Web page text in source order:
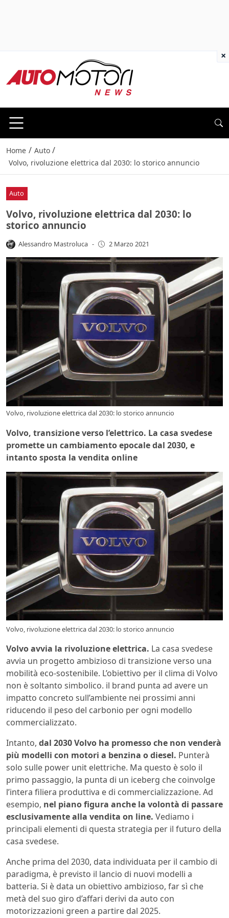
Home / Auto /
Volvo, rivoluzione elettrica dal 2030: lo storico annuncio
Auto
Volvo, rivoluzione elettrica dal 2030: lo
storico annuncio
Alessandro Mastroluca - 2 Marzo 2021
Volvo, rivoluzione elettrica dal 2030: lo storico annuncio
Volvo, transizione verso l’elettrico. La casa svedese
promette un cambiamento epocale dal 2030, e
intanto sposta la vendita online
Volvo, rivoluzione elettrica dal 2030: lo storico annuncio
Volvo avvia la rivoluzione elettrica. La casa svedese
avvia un progetto ambizioso di transizione verso una
mobilità eco-sostenibile. L’obiettivo per il clima di Volvo
non è soltanto simbolico. il brand punta ad avere un
impatto concreto sull’ambiente nei prossimi anni
riducendo il peso del carbonio per ogni modello
commercializzato.
Intanto, dal 2030 Volvo ha promesso che non venderà
più modelli con motori a benzina o diesel. Punterà
solo sulle power unit elettriche. Ma questo è solo il
primo passaggio, la punta di un iceberg che coinvolge
l’intera filiera produttiva e di commercializzazione. Ad
esempio, nel piano figura anche la volontà di passare
esclusivamente alla vendita on line. Vediamo i
principali elementi di questa strategia per il futuro della
casa svedese.
Anche prima del 2030, data individuata per il cambio di
paradigma, è previsto il lancio di nuovi modelli a
batteria. Si è data un obiettivo ambizioso, far sì che
metà del suo giro d’affari derivi da auto con
motorizzazioni green a partire dal 2025.
×